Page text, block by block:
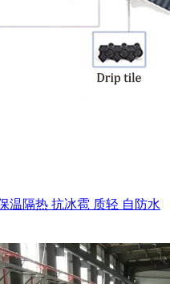
温隔热 抗冰雹 质轻 自防水